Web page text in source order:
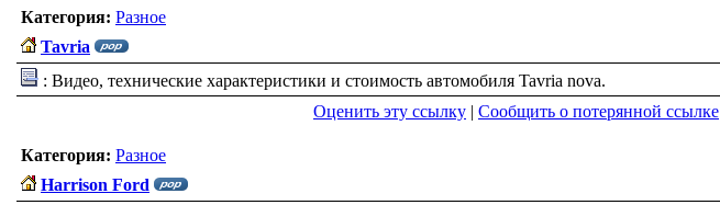
Категория: Разное
Tavria
: Видео, технические характеристики и стоимость автомобиля Tavria nova.
Оценить эту ссылку | Сообщить о потерянной ссылке
Категория: Разное
Harrison Ford